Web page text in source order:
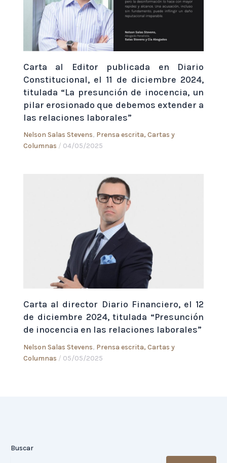
Carta al Editor publicada en Diario
Constitucional, el 11 de diciembre 2024,
titulada “La presunción de inocencia, un
pilar erosionado que debemos extender a
las relaciones laborales”
Nelson Salas Stevens, Prensa escrita, Cartas y
Columnas / 04/05/2025
Carta al director Diario Financiero, el 12
de diciembre 2024, titulada “Presunción
de inocencia en las relaciones laborales”
Nelson Salas Stevens, Prensa escrita, Cartas y
Columnas / 05/05/2025
Buscar